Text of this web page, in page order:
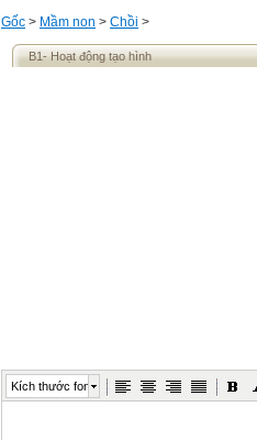
Gốc > Mầm non > Chồi >
B1- Hoạt động tạo hình
Kích thước font